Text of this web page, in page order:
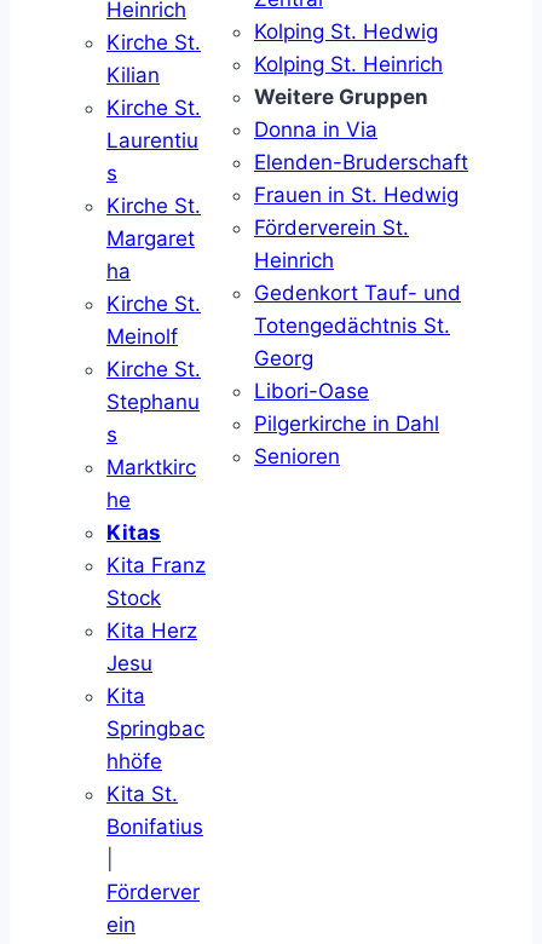
Heinrich
Kirche St.
Kilian
Kirche St.
Laurentiu
s
Kirche St.
Margaret
ha
Kirche St.
Meinolf
Kirche St.
Stephanu
s
Marktkirc
he
Kitas
Kita Franz
Stock
Kita Herz
Jesu
Kita
Springbac
hhöfe
Kita St.
Bonifatius
Förderver
ein
Kolping St. Hedwig
Kolping St. Heinrich
Weitere Gruppen
Donna in Via
Elenden-Bruderschaft
Frauen in St. Hedwig
Förderverein St.
Heinrich
Gedenkort Tauf- und
Totengedächtnis St.
Georg
Libori-Oase
Pilgerkirche in Dahl
Senioren